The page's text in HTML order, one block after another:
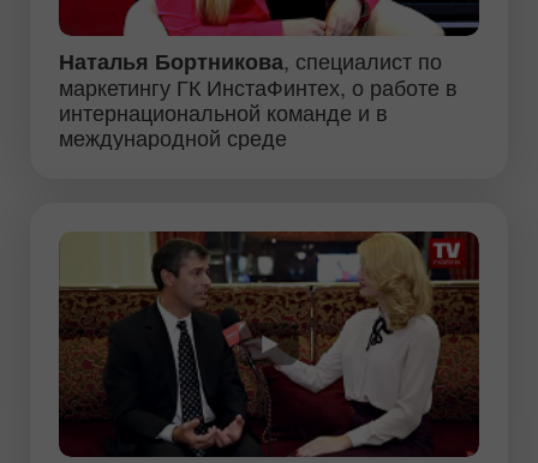
Наталья Бортникова, специалист по
маркетингу ГК ИнстаФинтех, о работе в
интернациональной команде и в
международной среде